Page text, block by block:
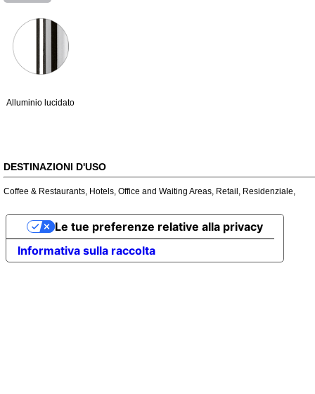
Alluminio lucidato
DESTINAZIONI D'USO
Coffee & Restaurants, Hotels, Office and Waiting Areas, Retail , Residenziale,
Informativa sulla raccolta
Le tue preferenze relative alla privacy